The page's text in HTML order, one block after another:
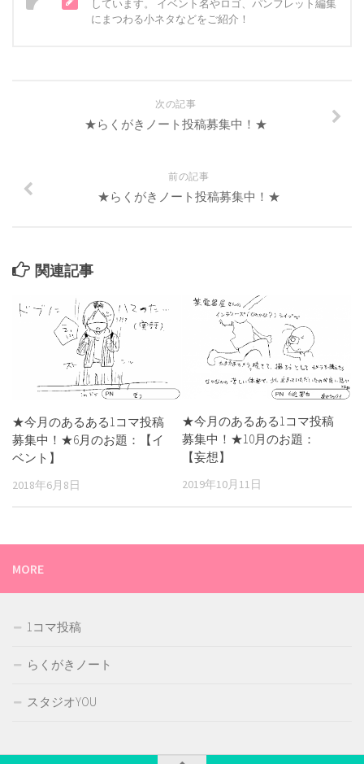
しています。 イベント名やロゴ、パンフレット編集
にまつわる小ネタなどをご紹介！
次の記事
★らくがきノート投稿募集中！★
前の記事
★らくがきノート投稿募集中！★
関連記事
★今月のあるある1コマ投稿
募集中！★6月のお題：【イ
ベント】
2018年6月8日
★今月のあるある1コマ投稿
募集中！★10月のお題：
【妄想】
2019年10月11日
MORE
1コマ投稿
らくがきノート
スタジオYOU